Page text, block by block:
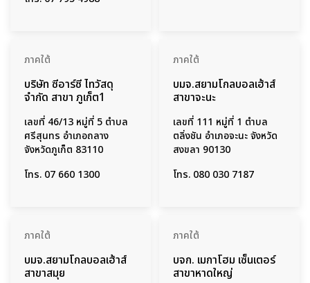
ภาคใต้
บริษัท ซีอาร์ซี ไทวัสดุ
จำกัด สาขา ภูเก็ต1
เลขที่ 46/13 หมู่ที่ 5 ตำบล
ศรีสุนทร อำเภอถลาง
จังหวัดภูเก็ต 83110
โทร. 07 660 1300
ภาคใต้
บมจ.สยามโกลบอลเฮ้าส์
สาขาจะนะ
เลขที่ 111 หมู่ที่ 1 ตำบล
ตลิ่งชัน อำเภอจะนะ จังหวัด
สงขลา 90130
โทร. 080 030 7187
ภาคใต้
บมจ.สยามโกลบอลเฮ้าส์
สาขาสมุย
ภาคใต้
บจก. เมกาโฮม เซ็นเตอร์
สาขาหาดใหญ่